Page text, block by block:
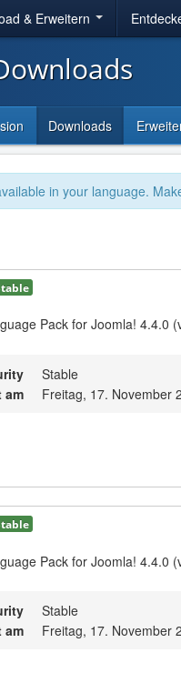
& Erweitern
Downloads
in your language.
Pack for Joomla! 4.4.0
Stable
am
Freitag, 17. November
Pack for Joomla! 4.4.0
Stable
am
Freitag, 17. November